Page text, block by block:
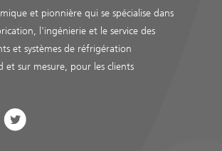
et pionnière qui se spécialise dans
l'ingénierie et le service des
et systèmes de réfrigération
et sur mesure, pour les clients